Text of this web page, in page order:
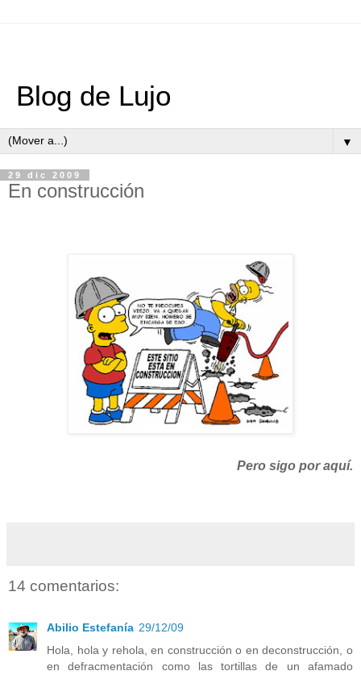
Blog de Lujo
▼
29 dic 2009
En construcción
Pero sigo por aquí.
14 comentarios:
Abilio Estefanía 29/12/09
Hola, hola y rehola, en construcción o en deconstrucción, o
en defracmentación como las tortillas de un afamado